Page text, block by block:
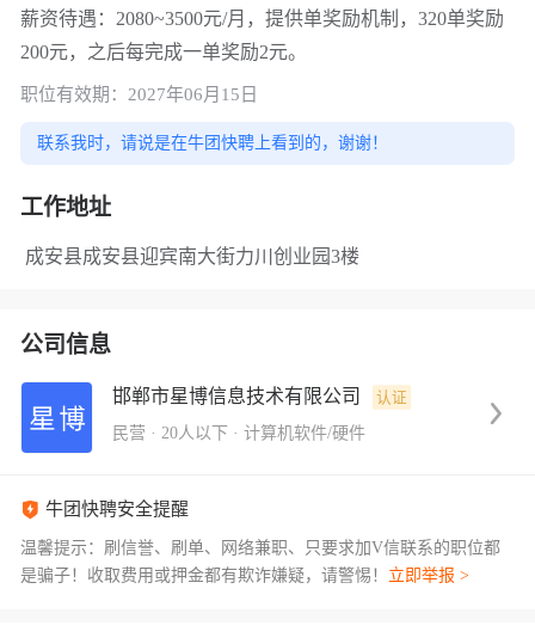
薪资待遇：2080~3500元/月，提供单奖励机制，320单奖励
200元，之后每完成一单奖励2元。
职位有效期：2027年06月15日
联系我时，请说是在牛团快聘上看到的，谢谢！
工作地址
成安县成安县迎宾南大街力川创业园3楼
公司信息
邯郸市星博信息技术有限公司 认证
民营 · 20人以下 · 计算机软件/硬件
牛团快聘安全提醒
温馨提示：刷信誉、刷单、网络兼职、只要求加V信联系的职位都
是骗子！收取费用或押金都有欺诈嫌疑，请警惕！ 立即举报 >